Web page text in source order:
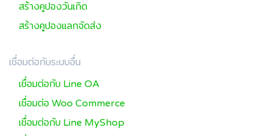
สร้างคูปองวันเกิด
สร้างคูปองแลกจัดส่ง
เชื่อมต่อกับระบบอื่น
เชื่อมต่อกับ Line OA
เชื่อมต่อ Woo Commerce
เชื่อมต่อกับ Line MyShop